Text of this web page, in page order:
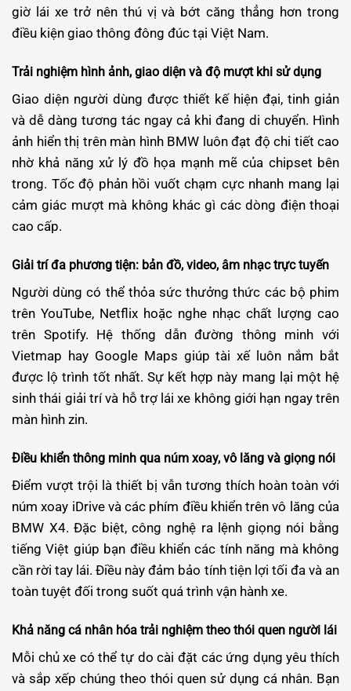
giờ lái xe trở nên thú vị và bớt căng thẳng hơn trong
điều kiện giao thông đông đúc tại Việt Nam.
Trải nghiệm hình ảnh, giao diện và độ mượt khi sử dụng
Giao diện người dùng được thiết kế hiện đại, tinh giản
và dễ dàng tương tác ngay cả khi đang di chuyển. Hình
ảnh hiển thị trên màn hình BMW luôn đạt độ chi tiết cao
nhờ khả năng xử lý đồ họa mạnh mẽ của chipset bên
trong. Tốc độ phản hồi vuốt chạm cực nhanh mang lại
cảm giác mượt mà không khác gì các dòng điện thoại
cao cấp.
Giải trí đa phương tiện: bản đồ, video, âm nhạc trực tuyến
Người dùng có thể thỏa sức thưởng thức các bộ phim
trên YouTube, Netflix hoặc nghe nhạc chất lượng cao
trên Spotify. Hệ thống dẫn đường thông minh với
Vietmap hay Google Maps giúp tài xế luôn nắm bắt
được lộ trình tốt nhất. Sự kết hợp này mang lại một hệ
sinh thái giải trí và hỗ trợ lái xe không giới hạn ngay trên
màn hình zin.
Điều khiển thông minh qua núm xoay, vô lăng và giọng nói
Điểm vượt trội là thiết bị vẫn tương thích hoàn toàn với
núm xoay iDrive và các phím điều khiển trên vô lăng của
BMW X4. Đặc biệt, công nghệ ra lệnh giọng nói bằng
tiếng Việt giúp bạn điều khiển các tính năng mà không
cần rời tay lái. Điều này đảm bảo tính tiện lợi tối đa và an
toàn tuyệt đối trong suốt quá trình vận hành xe.
Khả năng cá nhân hóa trải nghiệm theo thói quen người lái
Mỗi chủ xe có thể tự do cài đặt các ứng dụng yêu thích
và sắp xếp chúng theo thói quen sử dụng cá nhân. Bạn